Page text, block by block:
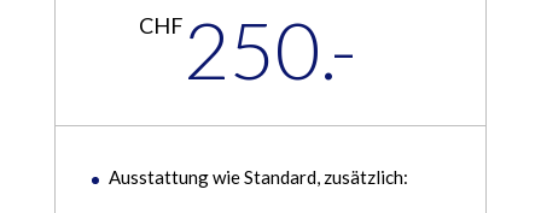
CHF 250.-
Ausstattung wie Standard, zusätzlich: